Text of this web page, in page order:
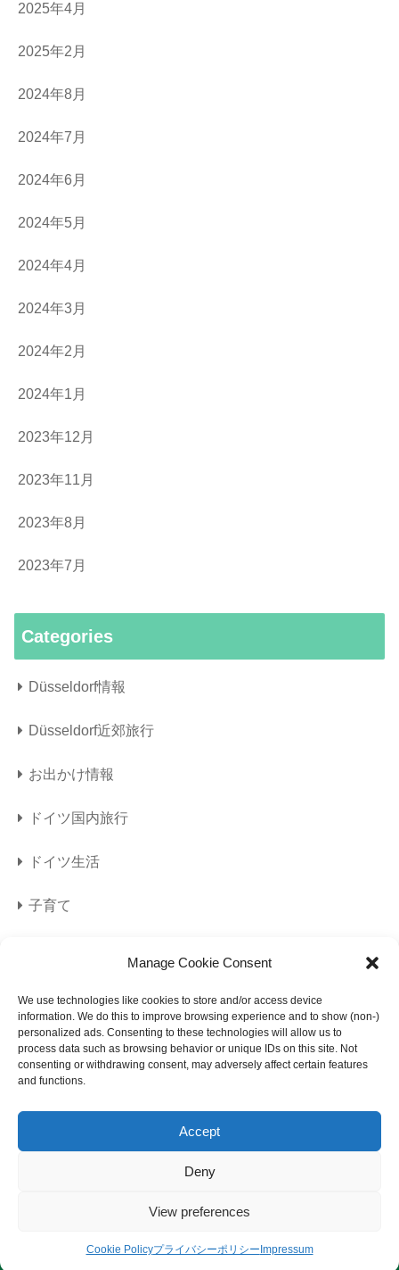
Manage Cookie Consent
We use technologies like cookies to store and/or access device
information. We do this to improve browsing experience and to show (non-)
personalized ads. Consenting to these technologies will allow us to
process data such as browsing behavior or unique IDs on this site. Not
consenting or withdrawing consent, may adversely affect certain features
and functions.
Accept
Deny
View preferences
Cookie Policyプライバシーポリシー Impressum
2025年4月
2025年2月
2024年8月
2024年7月
2024年6月
2024年5月
2024年4月
2024年3月
2024年2月
2024年1月
2023年12月
2023年11月
2023年8月
2023年7月
Categories
Düsseldorf情報
Düsseldorf近郊旅行
お出かけ情報
ドイツ国内旅行
ドイツ生活
子育て
海外旅行
美容
免責事項
© 2023 になメモ.